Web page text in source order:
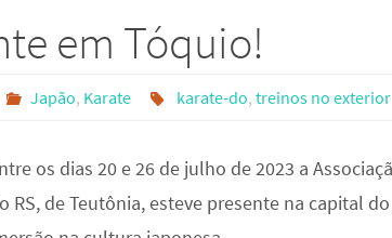
em Tóquio!
Japão, Karate karate-do, treinos no exterior
os dias 20 e 26 de julho de 2023 a
RS, de Teutônia, esteve presente na capital